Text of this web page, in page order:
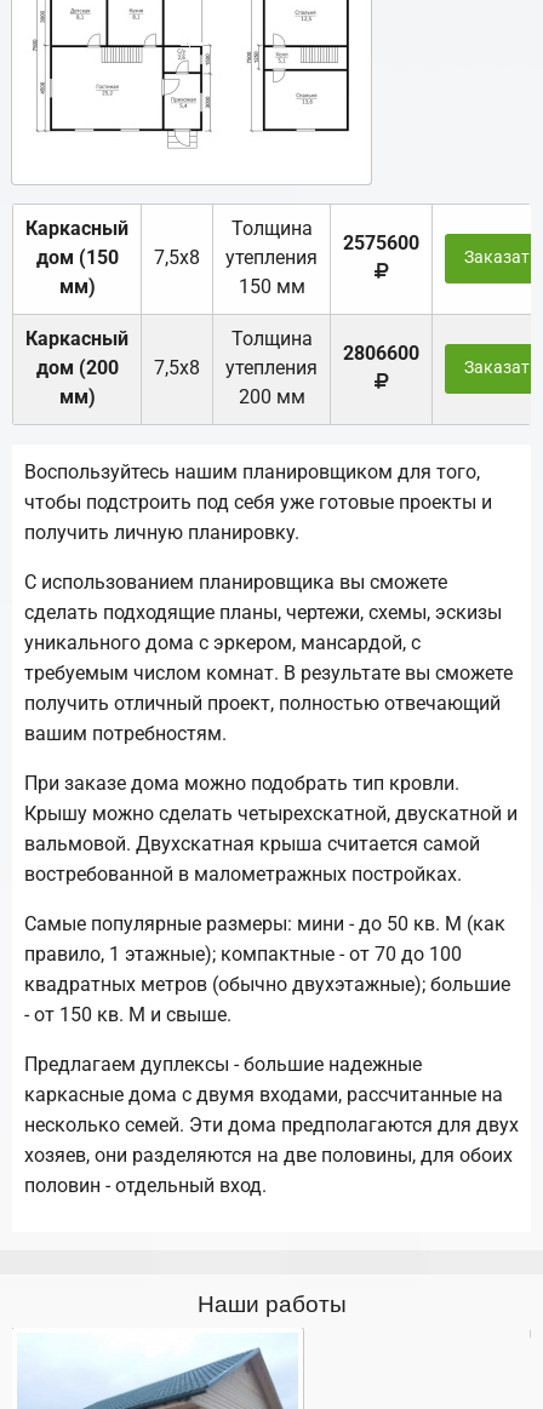
Каркасный
дом (150
мм)
7,5х8
Толщина
утепления
150 мм
2575600
Заказать
Каркасный
дом (200
мм)
7,5х8
Толщина
утепления
200 мм
2806600
Заказать
Воспользуйтесь нашим планировщиком для того,
чтобы подстроить под себя уже готовые проекты и
получить личную планировку.
С использованием планировщика вы сможете
сделать подходящие планы, чертежи, схемы, эскизы
уникального дома с эркером, мансардой, с
требуемым числом комнат. В результате вы сможете
получить отличный проект, полностью отвечающий
вашим потребностям.
При заказе дома можно подобрать тип кровли.
Крышу можно сделать четырехскатной, двускатной и
вальмовой. Двухскатная крыша считается самой
востребованной в малометражных постройках.
Самые популярные размеры: мини - до 50 кв. М (как
правило, 1 этажные); компактные - от 70 до 100
квадратных метров (обычно двухэтажные); большие
- от 150 кв. М и свыше.
Предлагаем дуплексы - большие надежные
каркасные дома с двумя входами, рассчитанные на
несколько семей. Эти дома предполагаются для двух
хозяев, они разделяются на две половины, для обоих
половин - отдельный вход.
Наши работы